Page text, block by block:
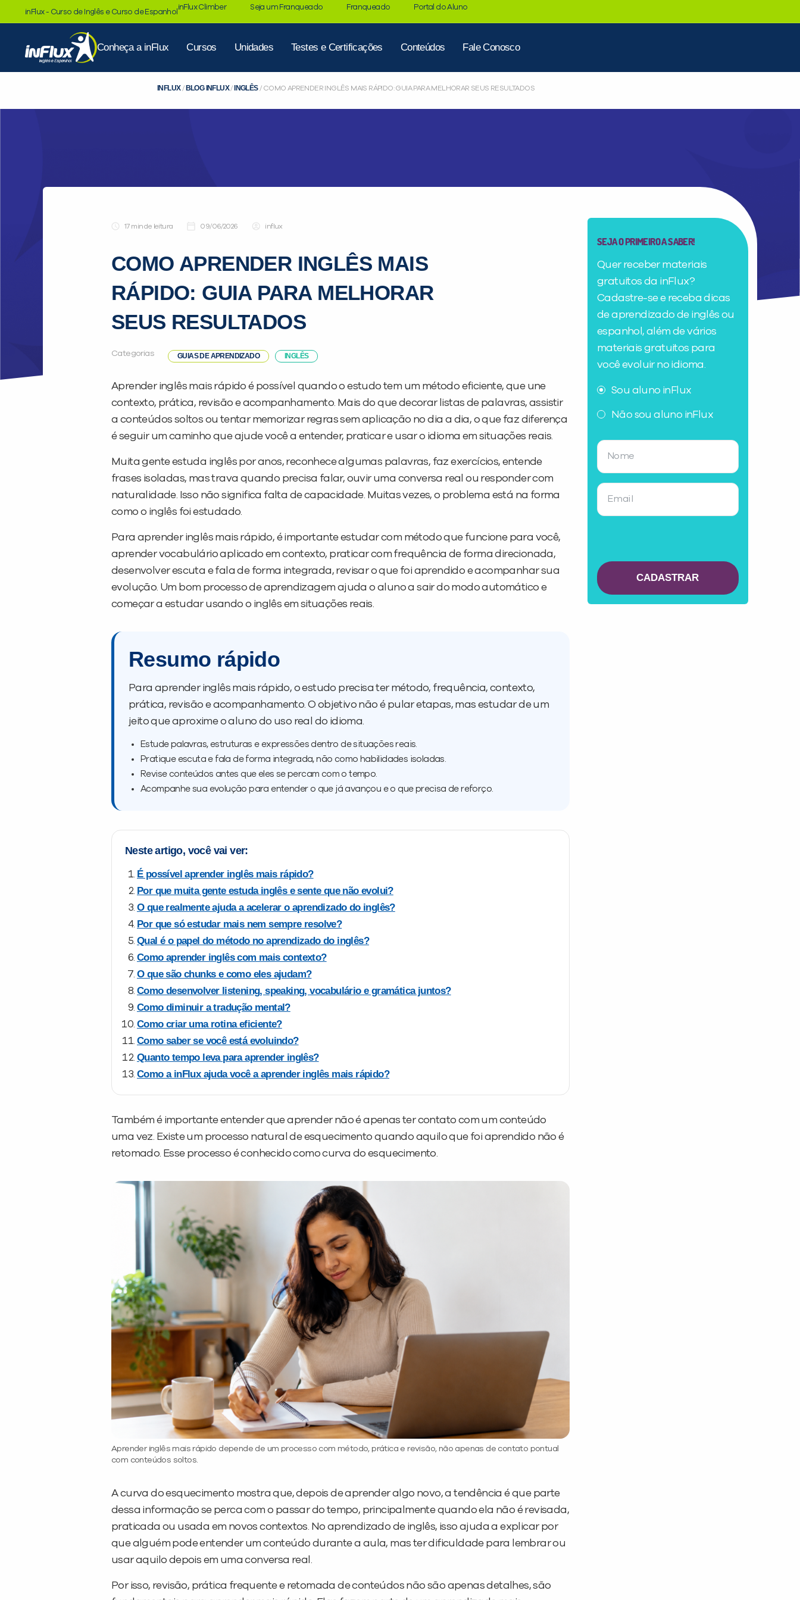
inFlux - Curso de Inglês e Curso de Espanhol
inFlux Climber Seja um Franqueado Franqueado Portal do Aluno
Conheça a inFlux Cursos Unidades Testes e Certificações Conteúdos Fale Conosco
INFLUX/BLOG INFLUX/INGLÊS/ COMO APRENDER INGLÊS MAIS RÁPIDO: GUIA PARA MELHORAR SEUS RESULTADOS
de leitura 09/06/2026 influx
COMO APRENDER INGLÊS MAIS
RÁPIDO: GUIA PARA MELHORAR
SEUS RESULTADOS
Categorias GUIAS DE APRENDIZADO INGLÊS
Aprender inglês mais rápido é possível quando o estudo tem um método eficiente, que une
contexto, prática, revisão e acompanhamento. Mais do que decorar listas de palavras, assistir
a conteúdos soltos ou tentar memorizar regras sem aplicação no dia a dia, o que faz diferença
é seguir um caminho que ajude você a entender, praticar e usar o idioma em situações reais.
Muita gente estuda inglês por anos, reconhece algumas palavras, faz exercícios, entende
frases isoladas, mas trava quando precisa falar, ouvir uma conversa real ou responder com
naturalidade. Isso não significa falta de capacidade. Muitas vezes, o problema está na forma
como o inglês foi estudado.
Para aprender inglês mais rápido, é importante estudar com método que funcione para você,
aprender vocabulário aplicado em contexto, praticar com frequência de forma direcionada,
desenvolver escuta e fala de forma integrada, revisar o que foi aprendido e acompanhar sua
evolução. Um bom processo de aprendizagem ajuda o aluno a sair do modo automático e
começar a estudar usando o inglês em situações reais.
Resumo rápido
Para aprender inglês mais rápido, o estudo precisa ter método, frequência, contexto,
prática, revisão e acompanhamento. O objetivo não é pular etapas, mas estudar de um
jeito que aproxime o aluno do uso real do idioma.
Estude palavras, estruturas e expressões dentro de situações reais.
Pratique escuta e fala de forma integrada, não como habilidades isoladas.
Revise conteúdos antes que eles se percam com o tempo.
Acompanhe sua evolução para entender o que já avançou e o que precisa de reforço.
Neste artigo, você vai ver:
É possível aprender inglês mais rápido?
Por que muita gente estuda inglês e sente que não evolui?
O que realmente ajuda a acelerar o aprendizado do inglês?
Por que só estudar mais nem sempre resolve?
Qual é o papel do método no aprendizado do inglês?
Como aprender inglês com mais contexto?
O que são chunks e como eles ajudam?
Como desenvolver listening, speaking, vocabulário e gramática juntos?
Como diminuir a tradução mental?
Como criar uma rotina eficiente?
Como saber se você está evoluindo?
Quanto tempo leva para aprender inglês?
Como a inFlux ajuda você a aprender inglês mais rápido?
Também é importante entender que aprender não é apenas ter contato com um conteúdo
uma vez. Existe um processo natural de esquecimento quando aquilo que foi aprendido não é
retomado. Esse processo é conhecido como curva do esquecimento.
Aprender inglês mais rápido depende de um processo com método, prática e revisão, não apenas de contato pontual
com conteúdos soltos.
A curva do esquecimento mostra que, depois de aprender algo novo, a tendência é que parte
dessa informação se perca com o passar do tempo, principalmente quando ela não é revisada,
praticada ou usada em novos contextos. No aprendizado de inglês, isso ajuda a explicar por
que alguém pode entender um conteúdo durante a aula, mas ter dificuldade para lembrar ou
usar aquilo depois em uma conversa real.
Por isso, revisão, prática frequente e retomada de conteúdos não são apenas detalhes, são
SEJA O PRIMEIRO A SABER!
Quer receber materiais
gratuitos da inFlux?
Cadastre-se e receba dicas
de aprendizado de inglês ou
espanhol, além de vários
materiais gratuitos para
você evoluir no idioma.
Sou aluno inFlux
Não sou aluno inFlux